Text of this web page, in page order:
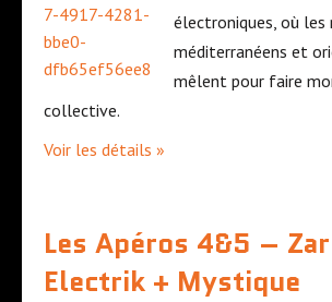
l
a
l
i
s
d
e
électroniques, où les
méditerranéens et
mêlent pour faire
collective.
Voir les détails »
Les Apéros 4&5 – Zar
Electrik + Mystique